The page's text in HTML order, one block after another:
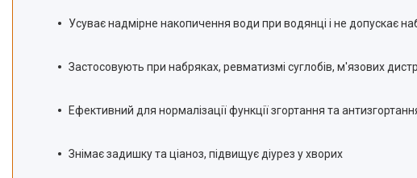
Усуває надмірне накопичення води при водянці і не допускає
Застосовують при набряках, ревматизмі суглобів, м'язових
Ефективний для нормалізації функції згортання та
Знімає задишку та ціаноз, підвищує діурез у хворих